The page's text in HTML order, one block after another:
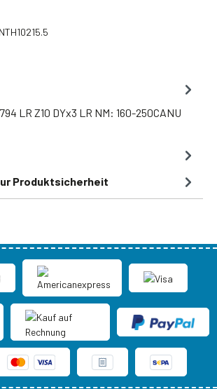
NTH10215.5
LR Z10 DYx3 LR NM: 160-250CANU
Produktsicherheit